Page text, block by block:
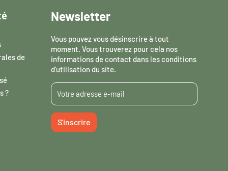
de
?
Newsletter
Vous pouvez vous désinscrire à tout
moment. Vous trouverez pour cela nos
informations de contact dans les conditions
d'utilisation du site.
S'inscrire